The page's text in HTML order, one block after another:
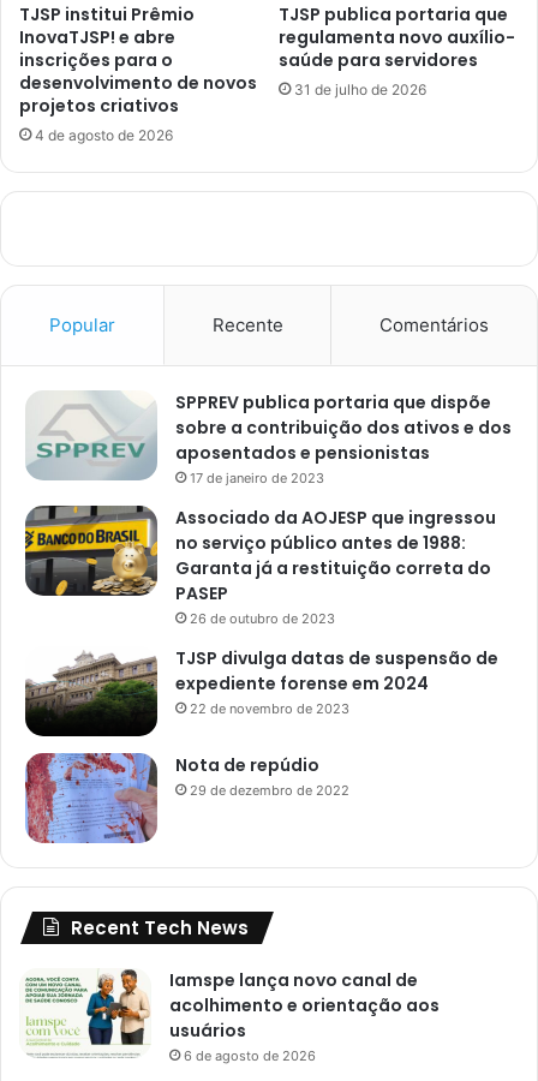
TJSP institui Prêmio
InovaTJSP! e abre
inscrições para o
desenvolvimento de novos
projetos criativos
4 de agosto de 2026
TJSP publica portaria que
regulamenta novo auxílio-
saúde para servidores
31 de julho de 2026
Popular Recente Comentários
SPPREV publica portaria que dispõe
sobre a contribuição dos ativos e dos
aposentados e pensionistas
17 de janeiro de 2023
Associado da AOJESP que ingressou
no serviço público antes de 1988:
Garanta já a restituição correta do
PASEP
26 de outubro de 2023
TJSP divulga datas de suspensão de
expediente forense em 2024
22 de novembro de 2023
Nota de repúdio
29 de dezembro de 2022
Recent Tech News
Iamspe lança novo canal de
acolhimento e orientação aos
usuários
6 de agosto de 2026